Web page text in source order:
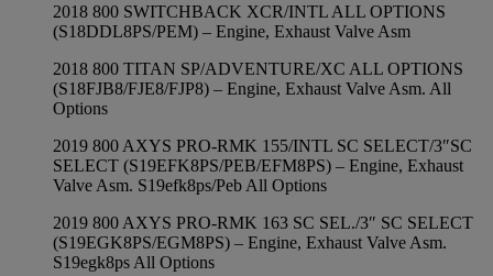
2018 800 SWITCHBACK XCR/INTL ALL OPTIONS
(S18DDL8PS/PEM) – Engine, Exhaust Valve Asm
2018 800 TITAN SP/ADVENTURE/XC ALL OPTIONS
(S18FJB8/FJE8/FJP8) – Engine, Exhaust Valve Asm. All
Options
2019 800 AXYS PRO-RMK 155/INTL SC SELECT/3″SC
SELECT (S19EFK8PS/PEB/EFM8PS) – Engine, Exhaust
Valve Asm. S19efk8ps/Peb All Options
2019 800 AXYS PRO-RMK 163 SC SEL./3″ SC SELECT
(S19EGK8PS/EGM8PS) – Engine, Exhaust Valve Asm.
S19egk8ps All Options